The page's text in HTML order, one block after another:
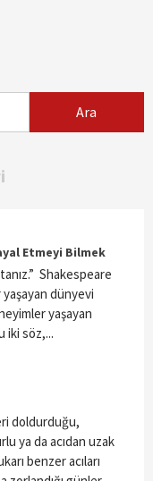
Etmeyi Bilmek
Shakespeare
dünyevi
yaşayan
iki söz,...
doldurduğu,
ya da acıdan uzak
benzer acıları